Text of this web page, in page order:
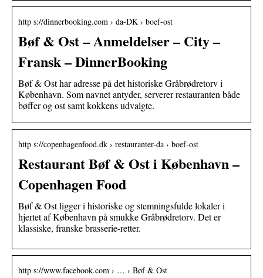
http s://dinnerbooking.com › da-DK › boef-ost
Bøf & Ost – Anmeldelser – City –
Fransk – DinnerBooking
Bøf & Ost har adresse på det historiske Gråbrødretorv i
København. Som navnet antyder, serverer restauranten både
bøffer og ost samt kokkens udvalgte.
http s://copenhagenfood.dk › restauranter-da › boef-ost
Restaurant Bøf & Ost i København –
Copenhagen Food
Bøf & Ost ligger i historiske og stemningsfulde lokaler i
hjertet af København på smukke Gråbrødretorv. Det er
klassiske, franske brasserie-retter.
http s://www.facebook.com › … › Bøf & Ost